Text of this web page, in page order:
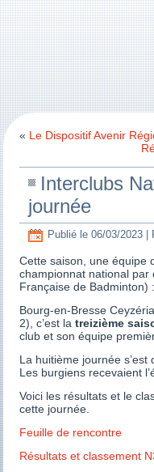
« Le Dispositif Avenir
Interclubs
journée
Publié le 06/03/2023
Cette saison, une équipe
championnat national
Française de Badminton) :
Bourg-en-Bresse
2), c’est latreizième
club et son équipe
La huitième journée s’est
Les burgiens recevaient
Voici les résultats et le
cette journée.
Feuille de rencontre
Résultats et classement